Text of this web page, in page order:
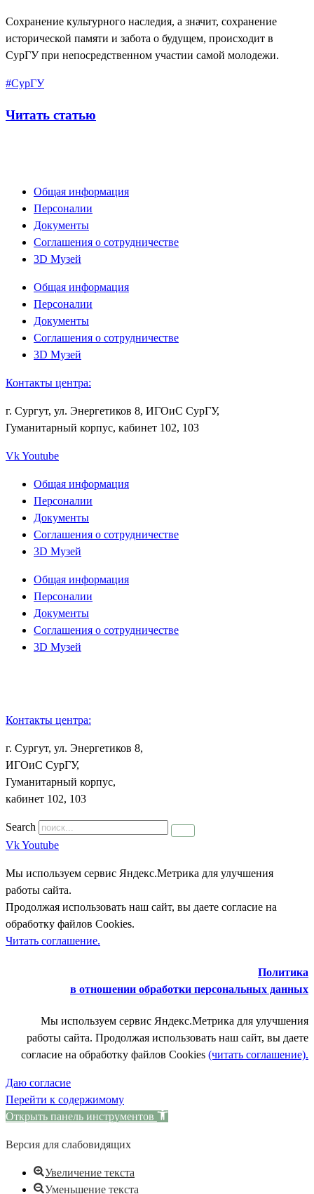
Сохранение культурного наследия, а значит, сохранение
исторической памяти и забота о будущем, происходит в
СурГУ при непосредственном участии самой молодежи.
#СурГУ
Читать статью
Общая информация
Персоналии
Документы
Соглашения о сотрудничестве
3D Музей
Общая информация
Персоналии
Документы
Соглашения о сотрудничестве
3D Музей
Контакты центра:
г. Сургут, ул. Энергетиков 8, ИГОиС СурГУ,
Гуманитарный корпус, кабинет 102, 103
VkYoutube
Общая информация
Персоналии
Документы
Соглашения о сотрудничестве
3D Музей
Общая информация
Персоналии
Документы
Соглашения о сотрудничестве
3D Музей
Контакты центра:
г. Сургут, ул. Энергетиков 8,
ИГОиС СурГУ,
Гуманитарный корпус,
кабинет 102, 103
Search
VkYoutube
Мы используем сервис Яндекс.Метрика для улучшения
работы сайта.
Продолжая использовать наш сайт, вы даете согласие на
обработку файлов Cookies.
Читать соглашение.
Политика
в отношении обработки персональных данных
Мы используем сервис Яндекс.Метрика для улучшения
работы сайта. Продолжая использовать наш сайт, вы даете
согласие на обработку файлов Cookies (читать соглашение).
Даю согласие
Перейти к содержимому
Открыть панель инструментов
Версия для слабовидящих
Увеличение текста
Уменьшение текста